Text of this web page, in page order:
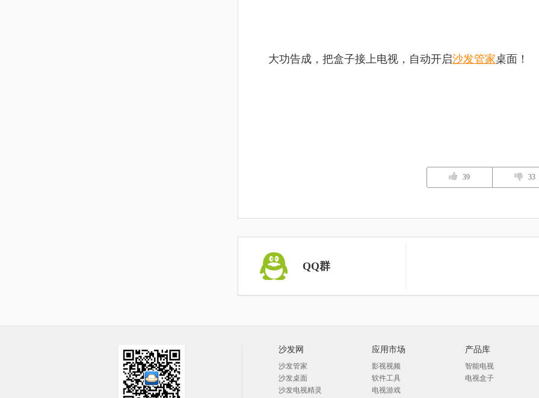
大功告成，把盒子接上电视，自动开启沙发管家桌面！
39 33
QQ群
沙发网
沙发管家
沙发桌面
沙发电视精灵
应用市场
影视视频
软件工具
电视游戏
产品库
智能电视
电视盒子